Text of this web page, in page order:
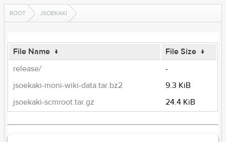
ROOT JSOEKAKI
File Name ↓ File Size ↓
release/
-
jsoekaki-moni-wiki-data.tar.bz2
9.3 KiB
jsoekaki-scmroot.tar.gz
24.4 KiB